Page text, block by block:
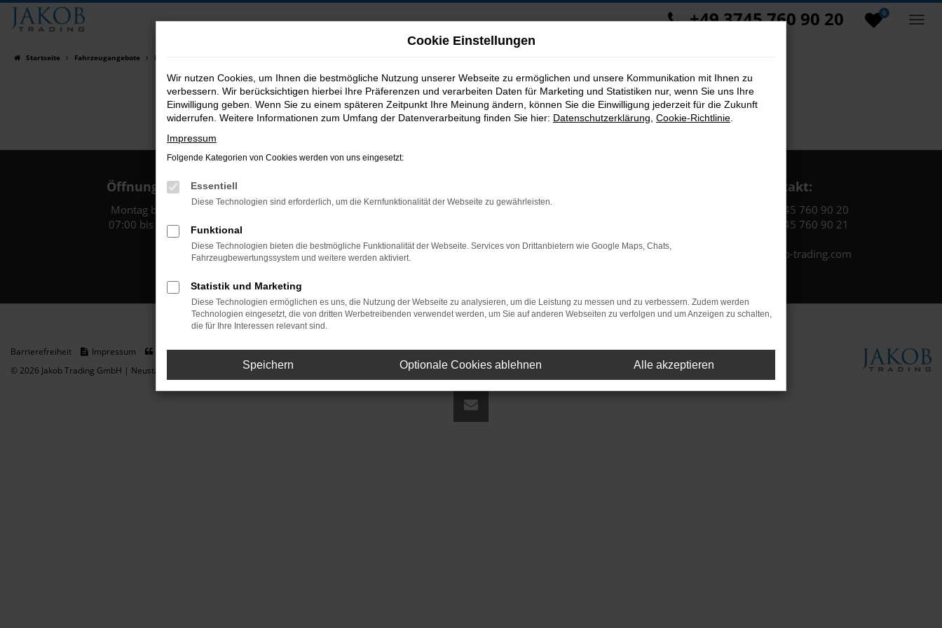
Zum
Hauptinhalt
0
+49 3745 760 90 20
Startseite Fahrzeugangebote Fahrzeugsuche
B2B-Shop
Öffnungszeiten:
Montag bis Freitag:
07:00 bis 18:00 Uhr
Jakob Trading GmbH
D-08223 Neustadt/Vogtland
Kontakt:
Tel.: +49 3745 760 90 20
Fax: +49 3745 760 90 21
Mail: fj@jakob-trading.com
Barrierefreiheit Impressum Datenschutz
Cookie Einstellungen
© 2026 Jakob Trading GmbH | Neustädter Straße 1 | DE-08223 Neustadt/Vogtland | fj@jakob-trading.com |Webdesign by audaris.de
Cookie Einstellungen
Wir nutzen Cookies, um Ihnen die bestmögliche Nutzung unserer Webseite zu ermöglichen und unsere Kommunikation mit Ihnen zu
verbessern. Wir berücksichtigen hierbei Ihre Präferenzen und verarbeiten Daten für Marketing und Statistiken nur, wenn Sie uns Ihre
Einwilligung geben. Wenn Sie zu einem späteren Zeitpunkt Ihre Meinung ändern, können Sie die Einwilligung jederzeit für die Zukunft
widerrufen. Weitere Informationen zum Umfang der Datenverarbeitung finden Sie hier: Datenschutzerklärung Cookie-Richtlinie
Impressum
Folgende Kategorien von Cookies werden von uns eingesetzt:
Essentiell
Diese Technologien sind erforderlich, um die Kernfunktionalität der Webseite zu gewährleisten.
Funktional
Diese Technologien bieten die bestmögliche Funktionalität der Webseite. Services von Drittanbietern wie Google Maps, Chats,
Fahrzeugbewertungssystem und weitere werden aktiviert.
Statistik und Marketing
Diese Technologien ermöglichen es uns, die Nutzung der Webseite zu analysieren, um die Leistung zu messen und zu verbessern. Zudem werden
Technologien eingesetzt, die von dritten Werbetreibenden verwendet werden, um Sie auf anderen Webseiten zu verfolgen und um Anzeigen zu schalten,
die für Ihre Interessen relevant sind.
Speichern Optionale Cookies ablehnen Alle akzeptieren